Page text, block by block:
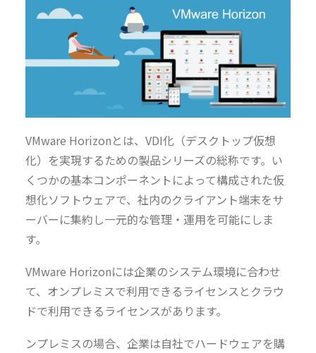
VMware Horizonとは、VDI化（デスクトップ仮想
化）を実現するための製品シリーズの総称です。い
くつかの基本コンポーネントによって構成された仮
想化ソフトウェアで、社内のクライアント端末をサ
ーバーに集約し一元的な管理・運用を可能にしま
す。
VMware Horizonには企業のシステム環境に合わせ
て、オンプレミスで利用できるライセンスとクラウ
ドで利用できるライセンスがあります。
ンプレミスの場合、企業は自社でハードウェアを購